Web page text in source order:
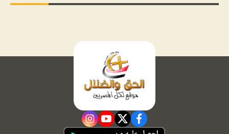
facebook
twitter
youtube
instagram